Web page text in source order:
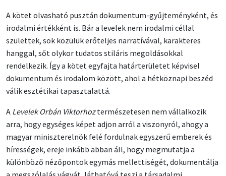
A kötet olvasható pusztán dokumentum-gyűjteményként, és
irodalmi értékként is. Bár a levelek nem irodalmi céllal
születtek, sok közülük erőteljes narratívával, karakteres
hanggal, sőt olykor tudatos stiláris megoldásokkal
rendelkezik. Így a kötet egyfajta határterületet képvisel
dokumentum és irodalom között, ahol a hétköznapi beszéd
válik esztétikai tapasztalattá.
A Levelek Orbán Viktorhoztermészetesen nem vállalkozik
arra, hogy egységes képet adjon arról a viszonyról, ahogy a
magyar miniszterelnök felé fordulnak egyszerű emberek és
hírességek, ereje inkább abban áll, hogy megmutatja a
különböző nézőpontok egymás mellettiségét, dokumentálja